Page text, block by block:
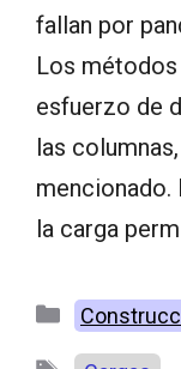
fallan por
Los
esfuerzo de
las
mencionado.
la carga